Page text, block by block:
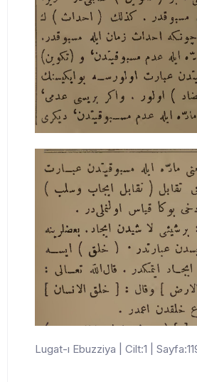
Lugat-ı Ebuzziya | Cilt:1 |